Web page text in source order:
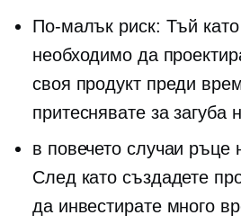
По-малък риск: Тъй
необходимо да
своя продукт преди
притеснявате за загуба
в повечето случаи ръце
След като създадете
да инвестирате много